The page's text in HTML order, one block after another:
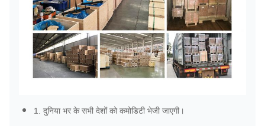
1. दुनिया भर के सभी देशों को कमोडिटी भेजी जाएगी।